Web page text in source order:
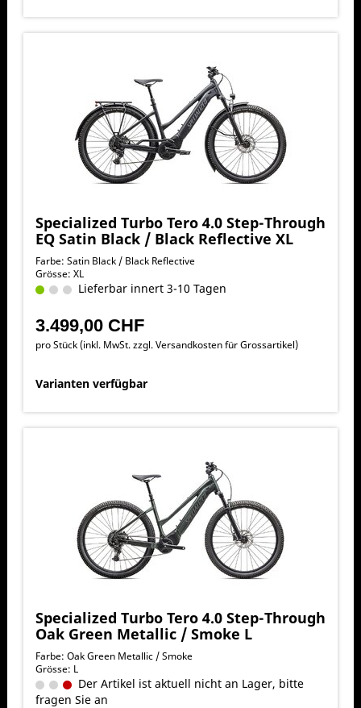
Specialized Turbo Tero 4.0 Step-Through
EQ Satin Black / Black Reflective XL
Farbe: Satin Black / Black Reflective
Grösse: XL
Lieferbar innert 3-10 Tagen
3.499,00 CHF
pro Stück (inkl. MwSt. zzgl.Versandkosten für Grossartikel)
Varianten verfügbar
Specialized Turbo Tero 4.0 Step-Through
Oak Green Metallic / Smoke L
Farbe: Oak Green Metallic / Smoke
Grösse: L
Der Artikel ist aktuell nicht an Lager, bitte
fragen Sie an